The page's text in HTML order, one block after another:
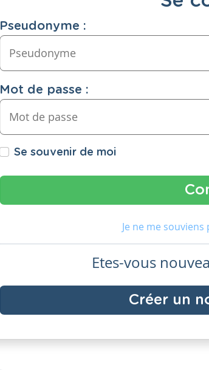
Pseudonyme :
Mot de passe :
Se souvenir de moi
Je ne me
Etes-vous
Créer un